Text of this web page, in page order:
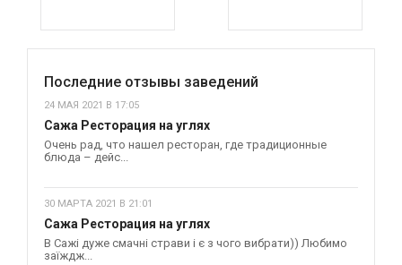
Последние отзывы заведений
24 МАЯ 2021 В 17:05
Сажа Ресторация на углях
Очень рад, что нашел ресторан, где традиционные
блюда – дейс...
30 МАРТА 2021 В 21:01
Сажа Ресторация на углях
В Сажі дуже смачні страви і є з чого вибрати)) Любимо
заїждж...